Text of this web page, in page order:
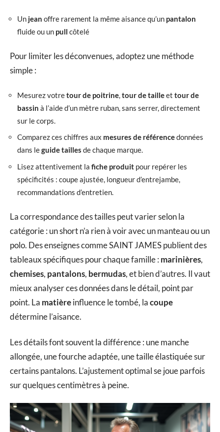
Un jean offre rarement la même aisance qu’un pantalon
fluide ou un pull côtelé
Pour limiter les déconvenues, adoptez une méthode
simple :
Mesurez votretour de poitrine,tour de tailleet tour de
bassin à l’aide d’un mètre ruban, sans serrer, directement
sur le corps.
Comparez ces chiffres aux mesures de référencedonnées
dans leguide tailles de chaque marque.
Lisez attentivement la fiche produit pour repérer les
spécificités : coupe ajustée, longueur d’entrejambe,
recommandations d’entretien.
La correspondance des tailles peut varier selon la
catégorie : un short n’a rien à voir avec un manteau ou un
polo. Des enseignes comme SAINT JAMES publient des
tableaux spécifiques pour chaque famille : marinières,
chemises, pantalons, bermudas, et bien d’autres. Il vaut
mieux analyser ces données dans le détail, point par
point. La matièreinfluence le tombé, lacoupe
détermine l’aisance.
Les détails font souvent la différence : une manche
allongée, une fourche adaptée, une taille élastiquée sur
certains pantalons. L’ajustement optimal se joue parfois
sur quelques centimètres à peine.